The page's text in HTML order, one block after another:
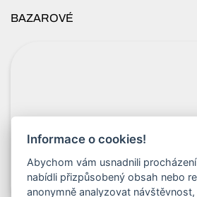
BAZAROVÉ
Informace o cookies!
Abychom vám usnadnili
nabídli přizpůsobený obsah nebo
anonymně analyzovat